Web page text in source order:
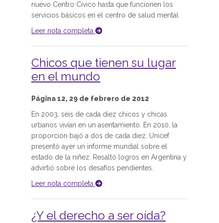
nuevo Centro Cívico hasta que funcionen los
servicios básicos en el centro de salud mental.
Leer nota completa
Chicos que tienen su lugar
en el mundo
Página 12, 29 de febrero de 2012
En 2003, seis de cada diez chicos y chicas
urbanos vivían en un asentamiento. En 2010, la
proporción bajó a dos de cada diez. Unicef
presentó ayer un informe mundial sobre el
estado de la niñez. Resaltó logros en Argentina y
advirtió sobre los desafíos pendientes.
Leer nota completa
¿Y el derecho a ser oída?